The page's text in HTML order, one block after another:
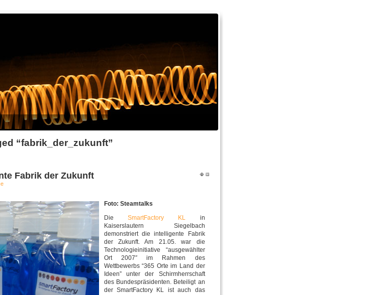
“fabrik_der_zukunft”
Fabrik der Zukunft
Foto: Steamtalks
Die SmartFactory KL in
Kaiserslautern Siegelbach
demonstriert die intelligente Fabrik
der Zukunft. Am 21.05. war die
Technologieinitiative “ausgewählter
Ort 2007″ im Rahmen des
Wettbewerbs “365 Orte im Land der
Ideen” unter der Schirmherrschaft
des Bundespräsidenten. Beteiligt an
der SmartFactory KL ist auch das